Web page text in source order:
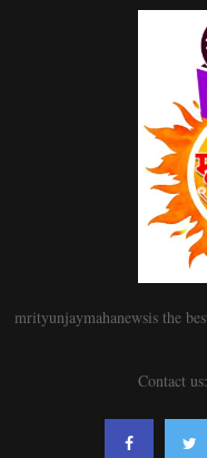
mrityunjaymahanewsis the
Contact us: